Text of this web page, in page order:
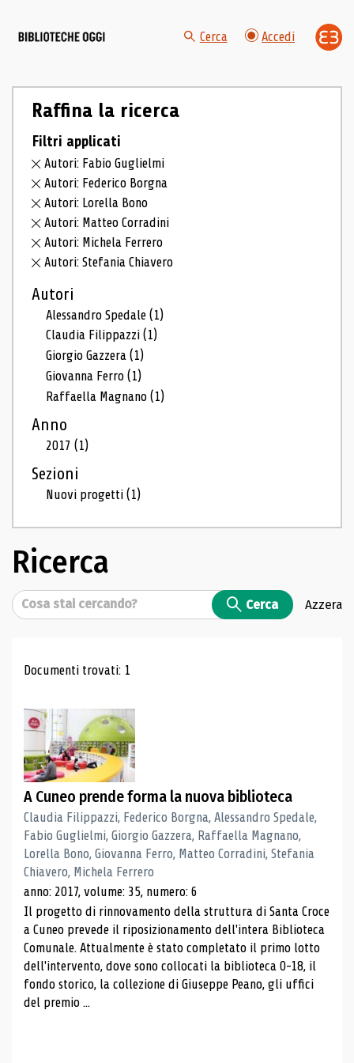
Cerca Accedi
Raffina la ricerca
Filtri applicati
Autori: Fabio Guglielmi
Autori: Federico Borgna
Autori: Lorella Bono
Autori: Matteo Corradini
Autori: Michela Ferrero
Autori: Stefania Chiavero
Autori
Alessandro Spedale(1)
Claudia Filippazzi(1)
Giorgio Gazzera(1)
Giovanna Ferro(1)
Raffaella Magnano(1)
Anno
2017(1)
Sezioni
Nuovi progetti(1)
Ricerca
Cerca Cerca Azzera
Risultati di ricerca
Documenti trovati: 1
A Cuneo prende forma la nuova biblioteca
Claudia Filippazzi, Federico Borgna, Alessandro Spedale,
Fabio Guglielmi, Giorgio Gazzera, Raffaella Magnano,
Lorella Bono, Giovanna Ferro, Matteo Corradini, Stefania
Chiavero, Michela Ferrero
anno: 2017, volume: 35, numero: 6
Il progetto di rinnovamento della struttura di Santa Croce
a Cuneo prevede il riposizionamento dell'intera Biblioteca
Comunale. Attualmente è stato completato il primo lotto
dell'intervento, dove sono collocati la biblioteca 0-18, il
fondo storico, la collezione di Giuseppe Peano, gli uffici
del premio ...